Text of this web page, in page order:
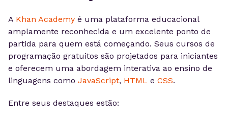
A Khan Academy é uma plataforma educacional
amplamente reconhecida e um excelente ponto de
partida para quem está começando. Seus cursos de
programação gratuitos são projetados para iniciantes
e oferecem uma abordagem interativa ao ensino de
linguagens como JavaScript, HTML e CSS.
Entre seus destaques estão: